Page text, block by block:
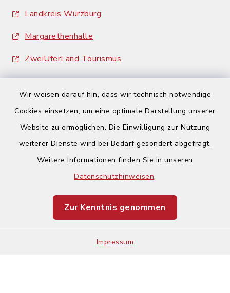
Wir weisen darauf hin, dass wir technisch notwendige
Cookies einsetzen, um eine optimale Darstellung unserer
Website zu ermöglichen. Die Einwilligung zur Nutzung
weiterer Dienste wird bei Bedarf gesondert abgefragt.
Weitere Informationen finden Sie in unseren
Datenschutzhinweisen.
Zur Kenntnis genommen
Impressum
Landkreis Würzburg
Margarethenhalle
ZweiUferLand Tourismus
Barrierefreiheit
Impressum
Sitemap